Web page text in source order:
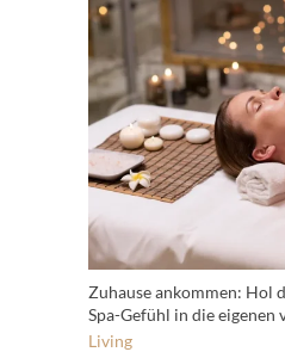
Zuhause ankommen: Hol
Spa-Gefühl in die eigenen
Living